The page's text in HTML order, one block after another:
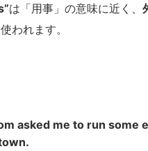
は「用事」の意味に近く、
われます。
asked me to run some